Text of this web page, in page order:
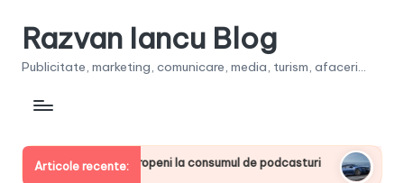
Razvan Iancu Blog
Publicitate, marketing, comunicare, media, turism, afaceri...
Articole recente:
printre liderii europeni la consumul de podcasturi Clienţii
June 20,